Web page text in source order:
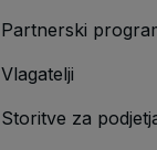
Partnerski
Vlagatelji
Storitve za